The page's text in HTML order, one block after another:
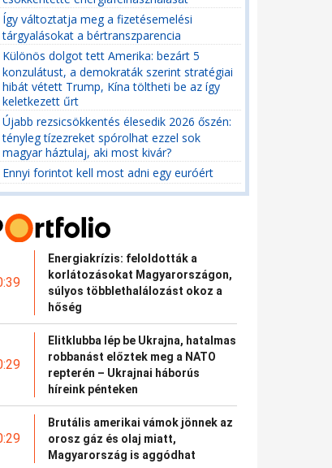
Így változtatja meg a fizetésemelési
tárgyalásokat a bértranszparencia
Különös dolgot tett Amerika: bezárt 5
konzulátust, a demokraták szerint stratégiai
hibát vétett Trump, Kína töltheti be az így
keletkezett űrt
Újabb rezsicsökkentés élesedik 2026 őszén:
tényleg tízezreket spórolhat ezzel sok
magyar háztulaj, aki most kivár?
Ennyi forintot kell most adni egy euróért
Energiakrízis: feloldották a
korlátozásokat Magyarországon,
súlyos többlethalálozást okoz a
hőség
Elitklubba lép be Ukrajna, hatalmas
robbanást előztek meg a NATO
repterén – Ukrajnai háborús
híreink pénteken
Brutális amerikai vámok jönnek az
orosz gáz és olaj miatt,
Magyarország is aggódhat